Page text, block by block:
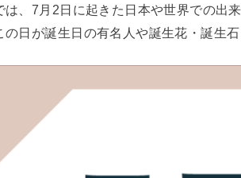
は、7月2日に起きた日本や世界での出
の日が誕生日の有名人や誕生花・誕生石